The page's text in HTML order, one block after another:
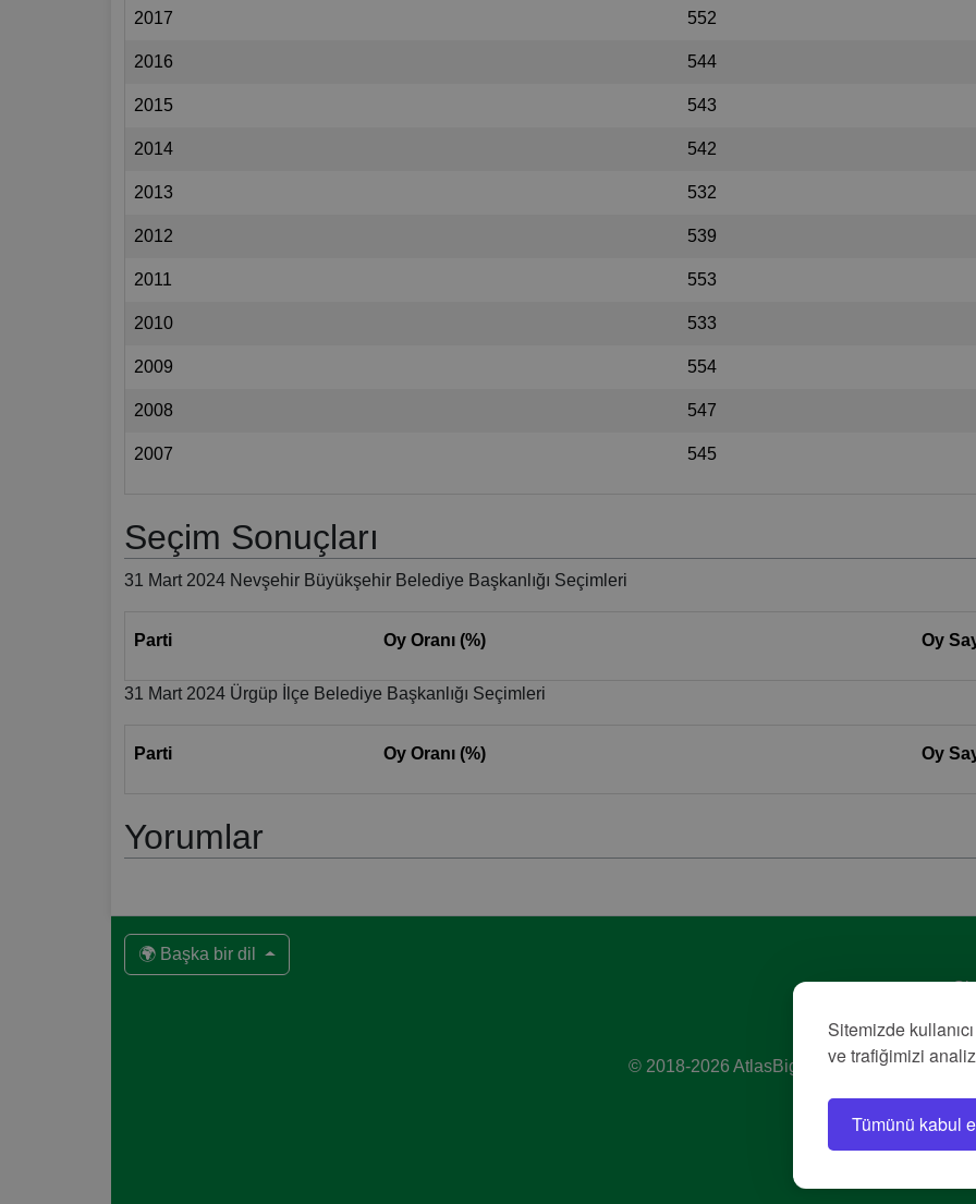
Sitemizde
ve trafiğimizi
Tümünü kabul
2017 552
2016 544
2015 543
2014 542
2013 532
2012 539
2011 553
2010 533
2009 554
2008 547
2007 545
Seçim Sonuçları
31 Mart 2024 Nevşehir Büyükşehir Belediye Başkanlığı Seçimleri
Parti Oy Oranı (%) Oy
31 Mart 2024 Ürgüp İlçe Belediye Başkanlığı Seçimleri
Parti Oy Oranı (%) Oy
Yorumlar
🌍 Başka bir dil
© 2018-2026 AtlasBig.com